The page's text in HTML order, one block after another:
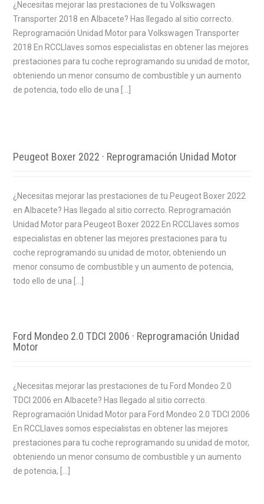
¿Necesitas mejorar las prestaciones de tu Volkswagen
Transporter 2018 en Albacete? Has llegado al sitio correcto.
Reprogramación Unidad Motor para Volkswagen Transporter
2018 En RCCLlaves somos especialistas en obtener las mejores
prestaciones para tu coche reprogramando su unidad de motor,
obteniendo un menor consumo de combustible y un aumento
de potencia, todo ello de una […]
Peugeot Boxer 2022 · Reprogramación Unidad Motor
¿Necesitas mejorar las prestaciones de tu Peugeot Boxer 2022
en Albacete? Has llegado al sitio correcto. Reprogramación
Unidad Motor para Peugeot Boxer 2022 En RCCLlaves somos
especialistas en obtener las mejores prestaciones para tu
coche reprogramando su unidad de motor, obteniendo un
menor consumo de combustible y un aumento de potencia,
todo ello de una […]
Ford Mondeo 2.0 TDCI 2006 · Reprogramación Unidad
Motor
¿Necesitas mejorar las prestaciones de tu Ford Mondeo 2.0
TDCI 2006 en Albacete? Has llegado al sitio correcto.
Reprogramación Unidad Motor para Ford Mondeo 2.0 TDCI 2006
En RCCLlaves somos especialistas en obtener las mejores
prestaciones para tu coche reprogramando su unidad de motor,
obteniendo un menor consumo de combustible y un aumento
de potencia, […]